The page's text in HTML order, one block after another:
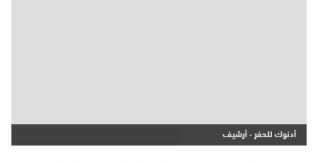
أدنوك للحفر - أرشيف